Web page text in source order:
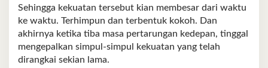
Sehingga kekuatan tersebut kian membesar dari waktu
ke waktu. Terhimpun dan terbentuk kokoh. Dan
akhirnya ketika tiba masa pertarungan kedepan, tinggal
mengepalkan simpul-simpul kekuatan yang telah
dirangkai sekian lama.